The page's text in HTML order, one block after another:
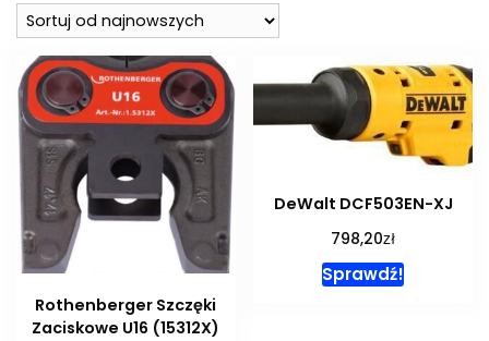
Rothenberger Szczęki
Zaciskowe U16 (15312X)
DeWalt DCF503EN-XJ
798,20zł
Sprawdź!